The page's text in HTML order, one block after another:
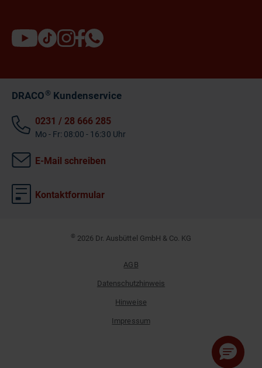
DRACO®Kundenservice
0231 / 28 666 285
Mo - Fr: 08:00 - 16:30 Uhr
E-Mail schreiben
Kontaktformular
© 2026 Dr. Ausbüttel GmbH & Co. KG
AGB
Datenschutzhinweis
Hinweise
Impressum